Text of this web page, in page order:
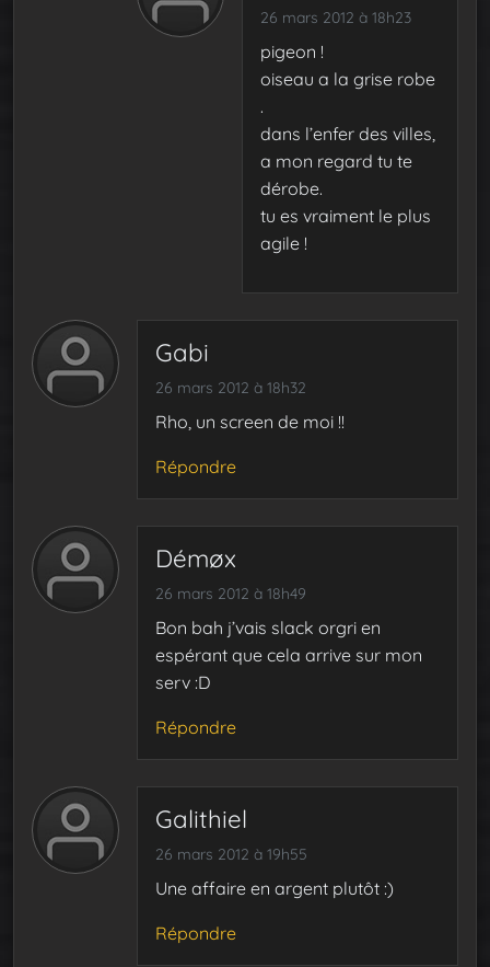
26 mars 2012 à 18h23
pigeon !
oiseau a la grise robe
.
dans l’enfer des villes,
a mon regard tu te
dérobe.
tu es vraiment le plus
agile !
Gabi
26 mars 2012 à 18h32
Rho, un screen de moi !!
Répondre
Démøx
26 mars 2012 à 18h49
Bon bah j’vais slack orgri en
espérant que cela arrive sur mon
serv :D
Répondre
Galithiel
26 mars 2012 à 19h55
Une affaire en argent plutôt :)
Répondre